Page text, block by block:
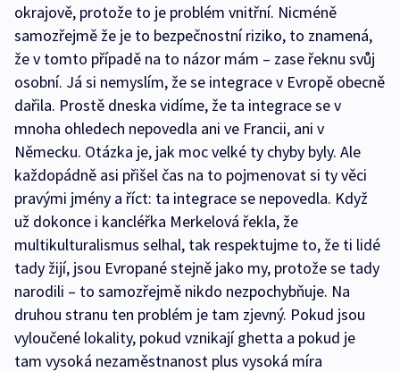
okrajově, protože to je problém vnitřní. Nicméně
samozřejmě že je to bezpečnostní riziko, to znamená,
že v tomto případě na to názor mám – zase řeknu svůj
osobní. Já si nemyslím, že se integrace v Evropě obecně
dařila. Prostě dneska vidíme, že ta integrace se v
mnoha ohledech nepovedla ani ve Francii, ani v
Německu. Otázka je, jak moc velké ty chyby byly. Ale
každopádně asi přišel čas na to pojmenovat si ty věci
pravými jmény a říct: ta integrace se nepovedla. Když
už dokonce i kancléřka Merkelová řekla, že
multikulturalismus selhal, tak respektujme to, že ti lidé
tady žijí, jsou Evropané stejně jako my, protože se tady
narodili – to samozřejmě nikdo nezpochybňuje. Na
druhou stranu ten problém je tam zjevný. Pokud jsou
vyloučené lokality, pokud vznikají ghetta a pokud je
tam vysoká nezaměstnanost plus vysoká míra